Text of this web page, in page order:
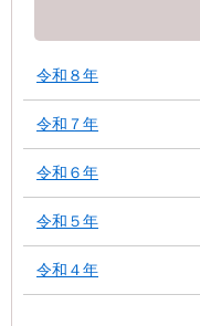
令和８年
令和７年
令和６年
令和５年
令和４年